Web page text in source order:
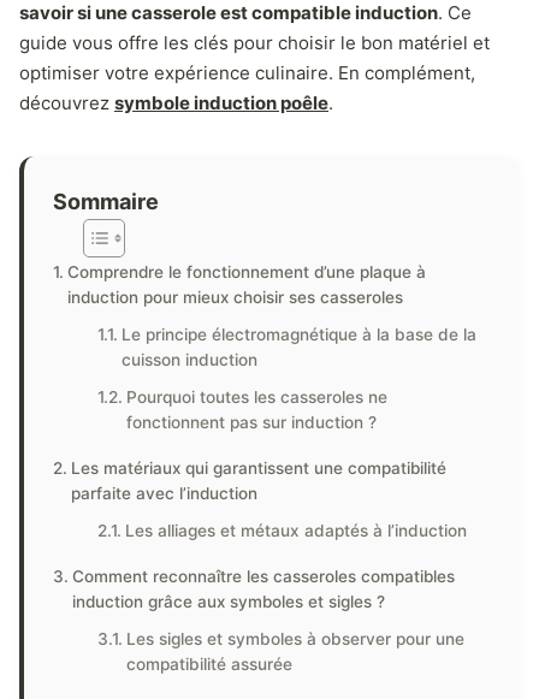
savoir si une casserole est compatible induction. Ce
guide vous offre les clés pour choisir le bon matériel et
optimiser votre expérience culinaire. En complément,
découvrez symbole induction poêle.
Sommaire
Comprendre le fonctionnement d’une plaque à
induction pour mieux choisir ses casseroles
Le principe électromagnétique à la base de la
cuisson induction
Pourquoi toutes les casseroles ne
fonctionnent pas sur induction ?
Les matériaux qui garantissent une compatibilité
parfaite avec l’induction
Les alliages et métaux adaptés à l’induction
Comment reconnaître les casseroles compatibles
induction grâce aux symboles et sigles ?
Les sigles et symboles à observer pour une
compatibilité assurée